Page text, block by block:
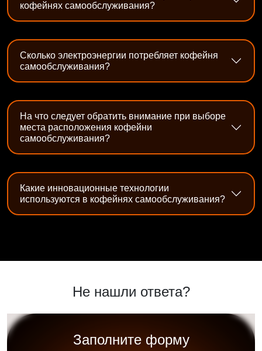
кофейнях самообслуживания?
Сколько электроэнергии потребляет кофейня
самообслуживания?
На что следует обратить внимание при выборе
места расположения кофейни
самообслуживания?
Какие инновационные технологии
используются в кофейнях самообслуживания?
Не нашли ответа?
Заполните форму